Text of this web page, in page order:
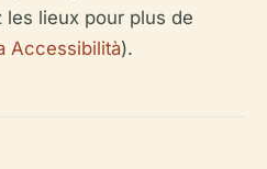
lieux pour plus de
Accessibilità).